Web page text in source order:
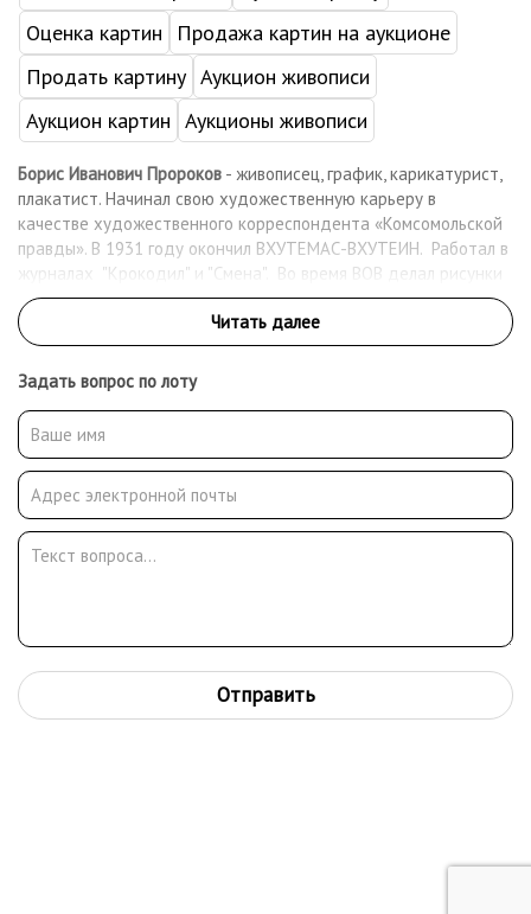
Оценка картин
Продажа картин на аукционе
Продать картину Аукцион живописи
Аукцион картин Аукционы живописи
Борис Иванович Пророков - живописец, график, карикатурист,
плакатист. Начинал свою художественную карьеру в
качестве художественного корреспондента «Комсомольской
правды». В 1931 году окончил ВХУТЕМАС-ВХУТЕИН. Работал в
журналах "Крокодил" и "Смена". Во время ВОВ делал рисунки
для фронтовой печати и листовки, которые сбрасывались с
самолётов над вражеской территорией. Участвовал в
героической обороне полуострова Ханко, в боях за
Новороссийск (на «Малой земле»). В 1944 году был тяжело
контужен (страдал потом от головных болей всю жизнь).
Награждён орденами Красной Звезды (1944) и Трудового
Красного Знамени, медалью «За боевые заслуги» (1942). Член
союза художников СССР, член-корреспондент Академии
художеств, народный художник СССР, лауреат Ленинской и
двух Сталинских премий третьей степени.
Задать вопрос по лоту
Отправить